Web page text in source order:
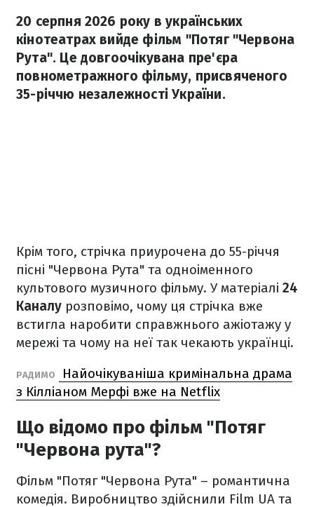
20 серпня 2026 року в українських
кінотеатрах вийде фільм "Потяг "Червона
Рута". Це довгоочікувана пре'єра
повнометражного фільму, присвяченого
35-річчю незалежності України.
Крім того, стрічка приурочена до 55-річчя
пісні "Червона Рута" та одноіменного
культового музичного фільму. У матеріалі 24
Каналу розповімо, чому ця стрічка вже
встигла наробити справжнього ажіотажу у
мережі та чому на неї так чекають українці.
РАДИМО
Найочікуваніша кримінальна драма
з Кілліаном Мерфі вже на Netflix
Що відомо про фільм "Потяг
"Червона рута"?
Фільм "Потяг "Червона Рута" – романтична
комедія. Виробництво здійснили Film UA та